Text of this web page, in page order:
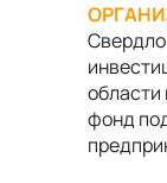
области
фонд